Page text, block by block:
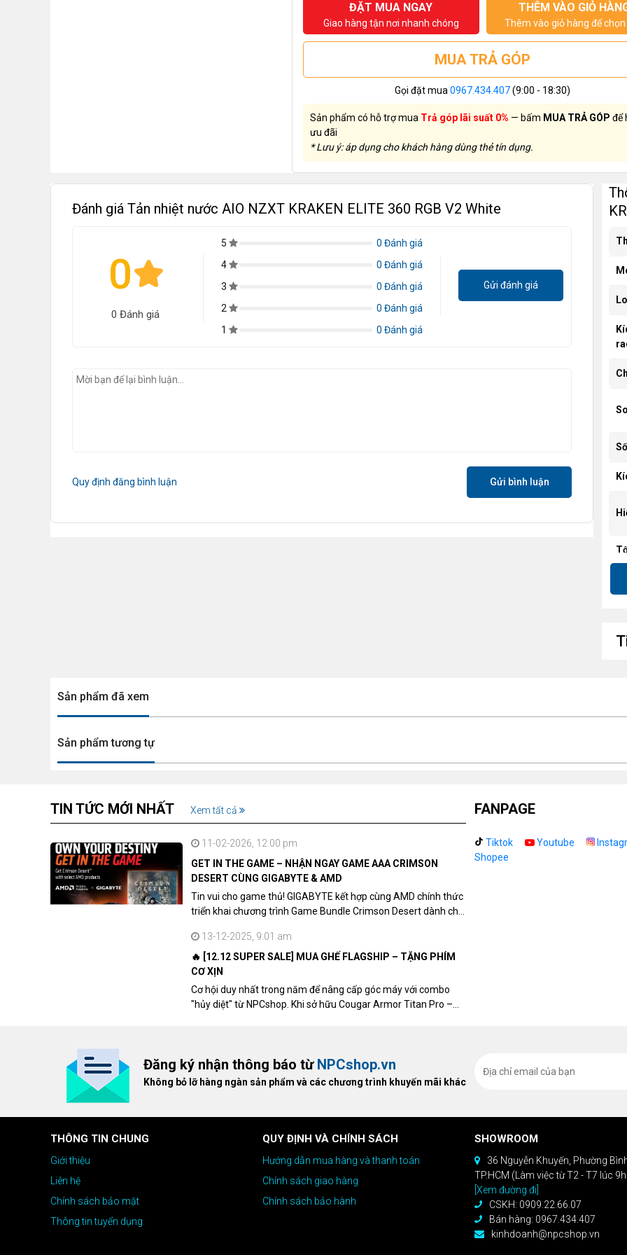
ĐẶT MUA NGAY
Giao hàng tận nơi nhanh chóng
THÊM VÀO GIỎ
Thêm vào giỏ hàng để chọn
MUA TRẢ GÓP
Gọi đặt mua 0967.434.407(9:00 - 18:30)
Sản phẩm có hỗ trợ mua Trả góp lãi suất 0% — bấm MUA TRẢ GÓP để
ưu đãi
* Lưu ý: áp dụng cho khách hàng dùng thẻ tín dụng.
Đánh giá Tản nhiệt nước AIO NZXT KRAKEN ELITE 360 RGB V2 White
0
0 Đánh giá
5
0 Đánh giá
4
0 Đánh giá
3
0 Đánh giá
2
0 Đánh giá
1
0 Đánh giá
Gửi đánh giá
Quy định đăng bình luận Gửi bình luận
Sản phẩm đã xem
Sản phẩm tương tự
TIN TỨC MỚI NHẤT Xem tất cả
11-02-2026, 12:00 pm
GET IN THE GAME – NHẬN NGAY GAME AAA CRIMSON
DESERT CÙNG GIGABYTE & AMD
Tin vui cho game thủ! GIGABYTE kết hợp cùng AMD chính thức
triển khai chương trình Game Bundle Crimson Desert dành cho
13-12-2025, 9:01 am
🔥 [12.12 SUPER SALE] MUA GHẾ FLAGSHIP – TẶNG PHÍM
CƠ XỊN
Cơ hội duy nhất trong năm để nâng cấp góc máy với combo
"hủy diệt" từ NPCshop. Khi sở hữu Cougar Armor Titan Pro –
FANPAGE
Tiktok Youtube
Shopee
Đăng ký nhận thông báo từ NPCshop.vn
Không bỏ lỡ hàng ngàn sản phẩm và các chương trình khuyến mãi khác
THÔNG TIN CHUNG
Giới thiệu
Liên hệ
Chính sách bảo mật
Thông tin tuyển dụng
QUY ĐỊNH VÀ CHÍNH SÁCH
Hướng dẫn mua hàng và thanh toán
Chính sách giao hàng
Chính sách bảo hành
SHOWROOM
36 Nguyễn Khuyến, Phường
TP.HCM (Làm việc từ T2 - T7 lúc
[Xem đường đi]
CSKH: 0909.22.66.07
Bán hàng: 0967.434.407
kinhdoanh@npcshop.vn